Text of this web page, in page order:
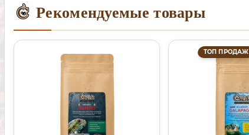
Рекомендуемые товары
ТОП ПРОДАЖ